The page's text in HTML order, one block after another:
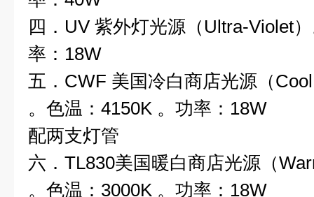
四．UV 紫外灯光源（Ultra-Violet
率：18W
五．CWF 美国冷白商店光源（
。色温：4150K 。功率：18W
配两支灯管
六．TL830美国暖白商店光源（
。色温：3000K 。功率：18W